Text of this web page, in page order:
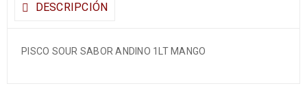
DESCRIPCIÓN
PISCO SOUR SABOR ANDINO 1LT MANGO